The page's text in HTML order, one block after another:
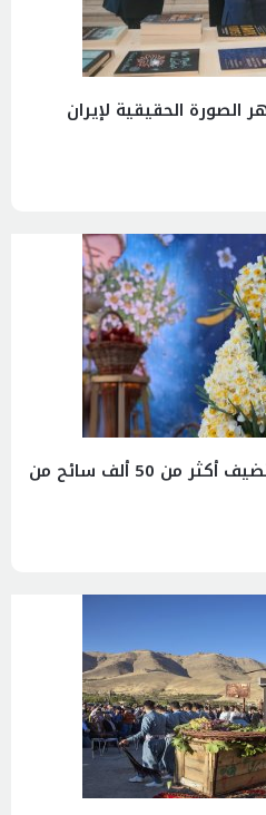
الصورة الحقيقية لإيران
مهرجان زهرة النرجس يستضيف أكثر من 50 ألف سائح من